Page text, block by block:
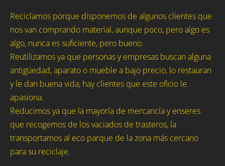
Reciclamos porque disponemos de algunos clientes que
nos van comprando material, aunque poco, pero algo es
algo, nunca es suficiente, pero bueno.
Reutilizamos ya que personas y empresas buscan alguna
antigüedad, aparato o mueble a bajo precio, lo restauran
y le dan buena vida, hay clientes que este oficio le
apasiona.
Reducimos ya que la mayoría de mercancía y enseres
que recogemos de los vaciados de trasteros, la
transportamos al eco parque de la zona más cercano
para su reciclaje.